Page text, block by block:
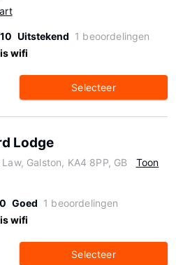
Uitstekend 1 beoordelingen
wifi
Selecteer
Lodge
Galston, KA4 8PP, GB
Toon
Goed 1 beoordelingen
wifi
Selecteer